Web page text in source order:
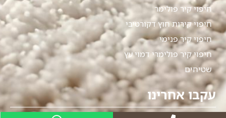
חיפוי קיר פולימר
חיפוי קירות חוץ דקורטיבי
חיפוי קיר פנימי
חיפוי קיר פולימרי דמוי עץ
שטיחים
עקבו אחרינו